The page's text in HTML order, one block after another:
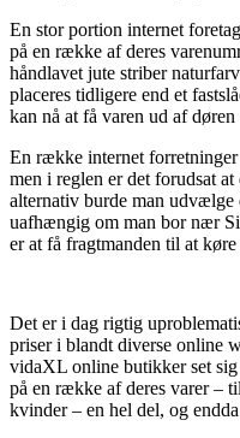
En stor portion internet
på en række af deres
håndlavet jute striber
placeres tidligere end et
kan nå at få varen ud af
En række internet
men i reglen er det forudsat
alternativ burde man udvælge
uafhængig om man bor nær
er at få fragtmanden til at
Det er i dag rigtig
priser i blandt diverse online
vidaXL online butikker set sig
på en række af deres varer –
kvinder – en hel del, og